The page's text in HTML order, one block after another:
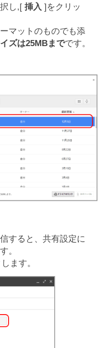
択し,[挿入 ]をクリッ
マットのものでも添
ズは25MBまでです。
すると、共有設定に
。
ます。